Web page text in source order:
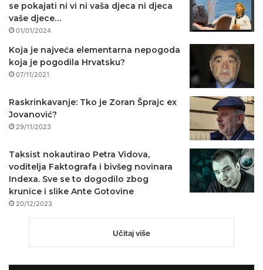
se pokajati ni vi ni vaša djeca ni djeca
vaše djece…
01/01/2024
Koja je najveća elementarna nepogoda
koja je pogodila Hrvatsku?
07/11/2021
Raskrinkavanje: Tko je Zoran Šprajc ex
Jovanović?
29/11/2023
Taksist nokautirao Petra Vidova,
voditelja Faktografa i bivšeg novinara
Indexa. Sve se to dogodilo zbog
krunice i slike Ante Gotovine
20/12/2023
Učitaj više